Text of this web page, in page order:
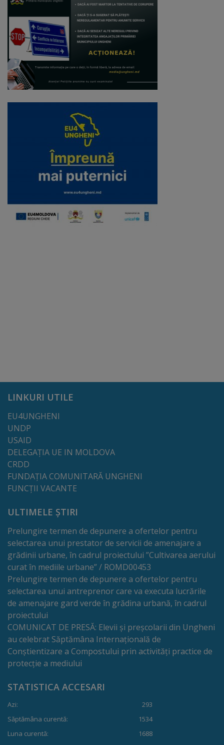
Organigrama
Aparatul
primăriei
Regulamentul
de
funcționare
Integritate
calitate
Consiliul
Municipal
Consiliului
Calitate
și
integritate
Servicii
și
tarife
Înscrierea
copiilor
în
grădiniță/Plăți
Înterprinderi
municipale
Comgaz-
Modele
LINKURI UTILE
EU4UNGHENI
UNDP
USAID
DELEGAȚIA UE IN MOLDOVA
CRDD
FUNDAȚIA COMUNITARĂ UNGHENI
FUNCȚII VACANTE
ULTIMELE ȘTIRI
Prelungire termen de depunere a ofertelor pentru
selectarea unui prestator de servicii de amenajare a
grădinii urbane, în cadrul proiectului ”Cultivarea aerului
curat în mediile urbane” / ROMD00453
Prelungire termen de depunere a ofertelor pentru
selectarea unui antreprenor care va executa lucrările
de amenajare gard verde în grădina urbană, în cadrul
proiectului
COMUNICAT DE PRESĂ: Elevii și preșcolarii din Ungheni
au celebrat Săptămâna Internațională de
Conștientizare a Compostului prin activități practice de
protecție a mediului
STATISTICA ACCESARI
Azi:
293
Săptămâna curentă:
1534
Luna curentă:
1688